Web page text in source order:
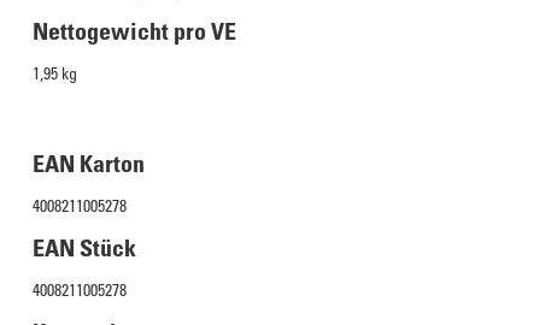
Nettogewicht pro VE
1,95 kg
EAN Karton
4008211005278
EAN Stück
4008211005278